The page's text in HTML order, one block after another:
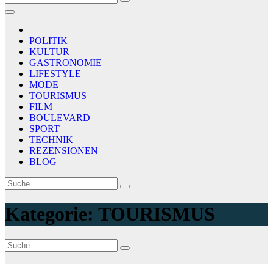
Le Matin
AGENCE DE PRESSE
POLITIK
KULTUR
GASTRONOMIE
LIFESTYLE
MODE
TOURISMUS
FILM
BOULEVARD
SPORT
TECHNIK
REZENSIONEN
BLOG
Kategorie: TOURISMUS